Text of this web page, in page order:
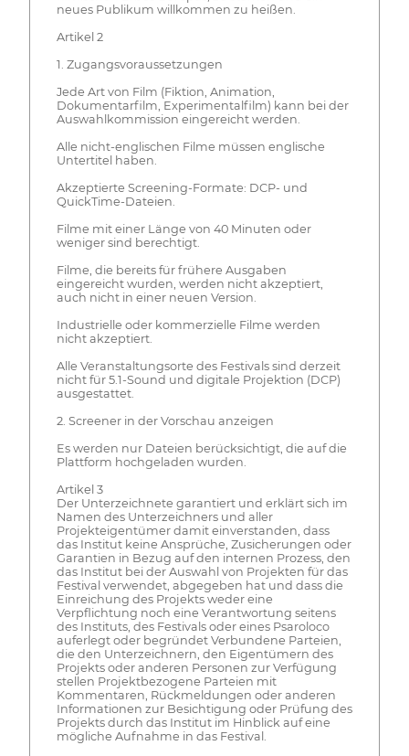
neues Publikum willkommen zu heißen.
Artikel 2
1. Zugangsvoraussetzungen
Jede Art von Film (Fiktion, Animation,
Dokumentarfilm, Experimentalfilm) kann bei der
Auswahlkommission eingereicht werden.
Alle nicht-englischen Filme müssen englische
Untertitel haben.
Akzeptierte Screening-Formate: DCP- und
QuickTime-Dateien.
Filme mit einer Länge von 40 Minuten oder
weniger sind berechtigt.
Filme, die bereits für frühere Ausgaben
eingereicht wurden, werden nicht akzeptiert,
auch nicht in einer neuen Version.
Industrielle oder kommerzielle Filme werden
nicht akzeptiert.
Alle Veranstaltungsorte des Festivals sind derzeit
nicht für 5.1-Sound und digitale Projektion (DCP)
ausgestattet.
2. Screener in der Vorschau anzeigen
Es werden nur Dateien berücksichtigt, die auf die
Plattform hochgeladen wurden.
Artikel 3
Der Unterzeichnete garantiert und erklärt sich im
Namen des Unterzeichners und aller
Projekteigentümer damit einverstanden, dass
das Institut keine Ansprüche, Zusicherungen oder
Garantien in Bezug auf den internen Prozess, den
das Institut bei der Auswahl von Projekten für das
Festival verwendet, abgegeben hat und dass die
Einreichung des Projekts weder eine
Verpflichtung noch eine Verantwortung seitens
des Instituts, des Festivals oder eines Psaroloco
auferlegt oder begründet Verbundene Parteien,
die den Unterzeichnern, den Eigentümern des
Projekts oder anderen Personen zur Verfügung
stellen Projektbezogene Parteien mit
Kommentaren, Rückmeldungen oder anderen
Informationen zur Besichtigung oder Prüfung des
Projekts durch das Institut im Hinblick auf eine
mögliche Aufnahme in das Festival.